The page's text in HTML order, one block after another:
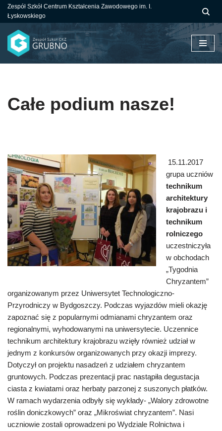
do
treści
Zespół Szkół Centrum Kształcenia Zawodowego im. I.
Łyskowskiego
Całe podium nasze!
15.11.2017
grupa uczniów
technikum
architektury
krajobrazu i
technikum
rolniczego
uczestniczyła
w obchodach
„Tygodnia
Chryzantem”
organizowanym przez Uniwersytet Technologiczno-
Przyrodniczy w Bydgoszczy. Podczas wyjazdów mieli okazję
zapoznać się z popularnymi odmianami chryzantem oraz
regionalnymi, wyhodowanymi na uniwersytecie. Uczennice
technikum architektury krajobrazu wzięły również udział w
jednym z konkursów organizowanych przy okazji imprezy.
Dotyczył on projektu nasadzeń z udziałem chryzantem
gruntowych. Podczas prezentacji prac nastąpiła degustacja
ciasta z kwiatami oraz herbaty parzonej z suszonych płatków.
W ramach wydarzenia odbyły się wykłady- „Walory zdrowotne
roślin doniczkowych” oraz „Mikroświat chryzantem”. Nasi
uczniowie zostali oprowadzeni po Wydziale Rolnictwa i